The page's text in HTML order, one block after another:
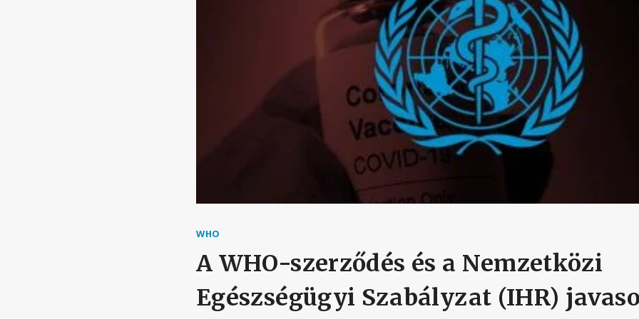
WHO
A WHO-szerződés és a Nemzetközi
Egészségügyi Szabályzat (IHR)